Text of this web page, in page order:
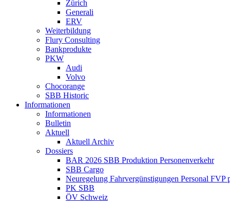
Zürich
Generali
ERV
Weiterbildung
Flury Consulting
Bankprodukte
PKW
Audi
Volvo
Chocorange
SBB Historic
Informationen
Informationen
Bulletin
Aktuell
Aktuell Archiv
Dossiers
BAR 2026 SBB Produktion Personenverkehr
SBB Cargo
Neuregelung Fahrvergünstigungen Personal FVP
PK SBB
ÖV Schweiz